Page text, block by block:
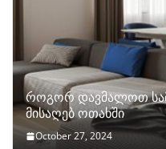
როგორ დავმალოთ
მისაღებ ოთახში
October 27, 2024